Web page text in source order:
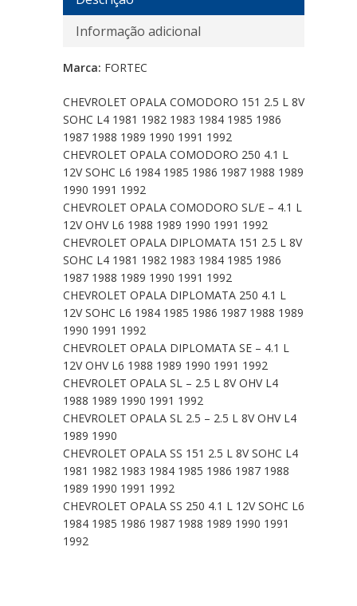
Informação adicional
Marca: FORTEC
CHEVROLET OPALA COMODORO 151 2.5 L 8V
SOHC L4 1981 1982 1983 1984 1985 1986
1987 1988 1989 1990 1991 1992
CHEVROLET OPALA COMODORO 250 4.1 L
12V SOHC L6 1984 1985 1986 1987 1988 1989
1990 1991 1992
CHEVROLET OPALA COMODORO SL/E – 4.1 L
12V OHV L6 1988 1989 1990 1991 1992
CHEVROLET OPALA DIPLOMATA 151 2.5 L 8V
SOHC L4 1981 1982 1983 1984 1985 1986
1987 1988 1989 1990 1991 1992
CHEVROLET OPALA DIPLOMATA 250 4.1 L
12V SOHC L6 1984 1985 1986 1987 1988 1989
1990 1991 1992
CHEVROLET OPALA DIPLOMATA SE – 4.1 L
12V OHV L6 1988 1989 1990 1991 1992
CHEVROLET OPALA SL – 2.5 L 8V OHV L4
1988 1989 1990 1991 1992
CHEVROLET OPALA SL 2.5 – 2.5 L 8V OHV L4
1989 1990
CHEVROLET OPALA SS 151 2.5 L 8V SOHC L4
1981 1982 1983 1984 1985 1986 1987 1988
1989 1990 1991 1992
CHEVROLET OPALA SS 250 4.1 L 12V SOHC L6
1984 1985 1986 1987 1988 1989 1990 1991
1992